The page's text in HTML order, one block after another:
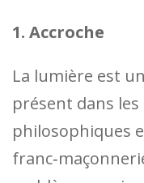
1. Accroche
La lumière est
présent dans
philosophiques